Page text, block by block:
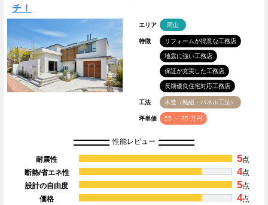
チ！
エリア 岡山
特徴 リフォームが得意な工務店
地震に強い工務店
保証が充実した工務店
長期優良住宅対応工務店
工法 木造（軸組・パネル工法）
坪単価 55 ～ 75 万円
性能レビュー
耐震性 5点
断熱/省エネ性
4点
設計の自由度
5点
価格
4点